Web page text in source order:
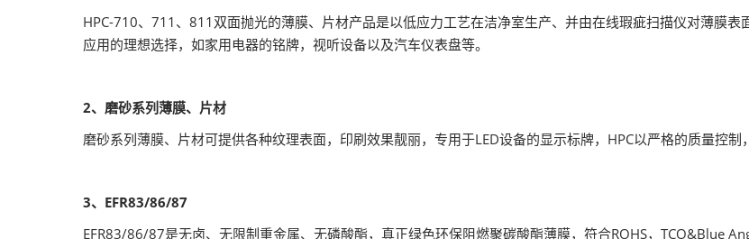
HPC-710、711、811双面抛光的薄膜、片材产品是以低应力工艺在洁净室生产、并由在线瑕疵扫描仪对薄膜
应用的理想选择，如家用电器的铭牌，视听设备以及汽车仪表盘等。
2、磨砂系列薄膜、片材
磨砂系列薄膜、片材可提供各种纹理表面，印刷效果靓丽，专用于LED设备的显示标牌，HPC以严格的质量控制
3、EFR83/86/87
EFR83/86/87是无卤、无限制重金属、无磷酸酯，真正绿色环保阻燃聚碳酸酯薄膜，符合ROHS，TCO&Blue